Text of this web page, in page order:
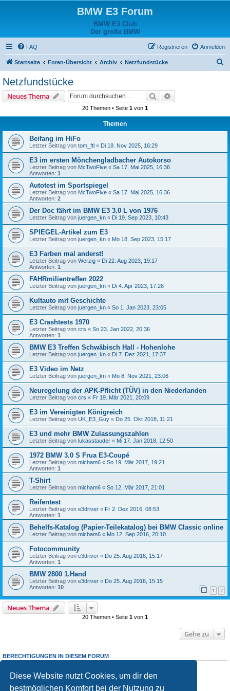
Diese Website nutzt Cookies, um dir den
bestmöglichen Komfort bei der Nutzung zu
BMW E3 Forum
BMW E3 Club
Der große BMW
FAQ Anmelden
Registrieren
Startseite Foren-Übersicht Archiv Netzfundstücke
Netzfundstücke
Neues Thema Suche
20 Themen • Seite 1 von 1
Themen
Beifang im HiFo
Letzter Beitrag von tom_ftl « Di 18. Nov 2025, 16:29
E3 im ersten Mönchengladbacher Autokorso
Letzter Beitrag von McTwoFive « Sa 17. Mai 2025, 16:36
Antworten: 1
Autotest im Sportspiegel
Letzter Beitrag von McTwoFive « Sa 17. Mai 2025, 16:36
Antworten: 2
Der Doc fährt im BMW E3 3.0 L von 1976
Letzter Beitrag von juergen_kn « Di 19. Sep 2023, 10:43
SPIEGEL-Artikel zum E3
Letzter Beitrag von juergen_kn « Mo 18. Sep 2023, 15:17
E3 Farben mal anderst!
Letzter Beitrag von Werzig « Di 22. Aug 2023, 19:17
Antworten: 1
FAHRmilientreffen 2022
Letzter Beitrag von juergen_kn « Di 4. Apr 2023, 17:26
Kultauto mit Geschichte
Letzter Beitrag von juergen_kn « So 1. Jan 2023, 23:05
E3 Crashtests 1970
Letzter Beitrag von crs « So 23. Jan 2022, 20:36
Antworten: 1
BMW E3 Treffen Schwäbisch Hall - Hohenlohe
Letzter Beitrag von juergen_kn « Di 7. Dez 2021, 17:37
E3 Video im Netz
Letzter Beitrag von juergen_kn « Mo 8. Nov 2021, 23:06
Neuregelung der APK-Pflicht (TÜV) in den Niederlanden
Letzter Beitrag von crs « Fr 19. Mär 2021, 20:09
E3 im Vereinigten Königreich
Letzter Beitrag von UK_E3_Guy « Do 25. Okt 2018, 11:21
E3 und mehr BMW Zulassungszahlen
Letzter Beitrag von lukasstauder « Mi 17. Jan 2018, 12:50
1972 BMW 3.0 S Frua E3-Coupé
Letzter Beitrag von micham6 « So 19. Mär 2017, 19:21
Antworten: 1
T-Shirt
Letzter Beitrag von micham6 « So 12. Mär 2017, 21:01
Reifentest
Letzter Beitrag von e3driver « Fr 2. Dez 2016, 08:53
Antworten: 1
Behelfs-Katalog (Papier-Teilekatalog) bei BMW Classic online
Letzter Beitrag von micham6 « Mo 12. Sep 2016, 20:10
Fotocommunity
Letzter Beitrag von e3driver « Do 25. Aug 2016, 15:17
Antworten: 1
BMW 2800 1.Hand
Letzter Beitrag von e3driver « Do 25. Aug 2016, 15:15
Antworten: 10 1 2
Neues Thema
20 Themen • Seite 1 von 1
Gehe zu
BERECHTIGUNGEN IN DIESEM FORUM
Du darfst keineAntworten zu Themen in diesem Forum erstellen.
Du darfst deine Beiträge in diesem Forumnichtändern.
Du darfst deine Beiträge in diesem Forum nicht löschen.